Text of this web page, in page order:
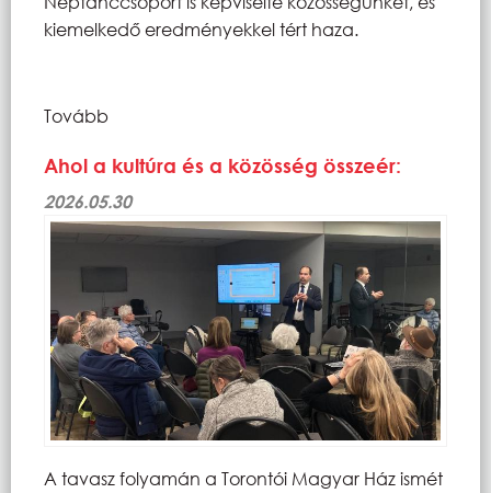
kiemelkedő eredményekkel tért haza.
Tovább
Ahol a kultúra és a közösség összeér:
2026.05.30
A tavasz folyamán a Torontói Magyar Ház ismét